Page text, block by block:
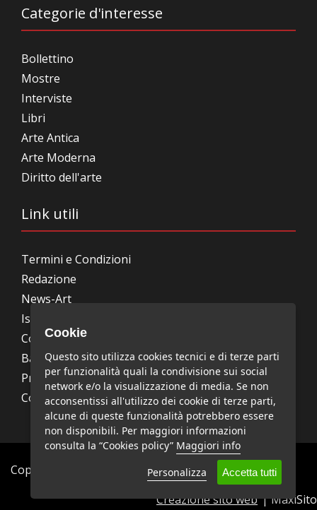
Categorie d'interesse
Bollettino
Mostre
Interviste
Libri
Arte Antica
Arte Moderna
Diritto dell'arte
Link utili
Termini e Condizioni
Redazione
News-Art
Iscrizione alla newsletter
Collabora con noi
Bandi, concorsi, premi
Privacy Policy
Cookie Policy
Copyright © News-Art - Tutti i diritti riservati.
Creazione sito web| MaxiSito
Cookie
Questo sito utilizza cookies tecnici e di terze parti
per funzionalità quali la condivisione sui social
network e/o la visualizzazione di media. Se non
acconsentissi all'utilizzo dei cookie di terze parti,
alcune di queste funzionalità potrebbero essere
non disponibili. Per maggiori informazioni
consulta la “Cookies policy” Maggiori info
Personalizza
Accetta tutti